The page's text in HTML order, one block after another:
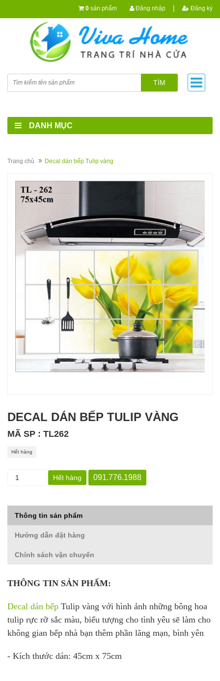
0 sản phẩm Đăng nhập | Đăng ký
TÌM
DANH MỤC
Trang chủ Decal dán bếp Tulip vàng
DECAL DÁN BẾP TULIP VÀNG
MÃ SP : TL262
Hết hàng
Hết hàng 091.776.1988
Thông tin sản phẩm
Hướng dẫn đặt hàng
Chính sách vận chuyển
THÔNG TIN SẢN PHẨM:
Decal dán bếp Tulip vàng với hình ảnh những bông hoa
tulip rực rỡ sắc màu, biểu tượng cho tình yêu sẽ làm cho
không gian bếp nhà bạn thêm phần lãng mạn, bình yên
- Kích thước dán: 45cm x 75cm